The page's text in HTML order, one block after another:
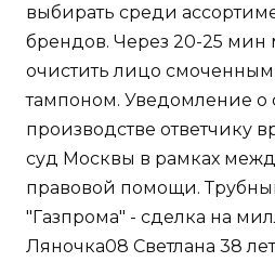
выбирать среди
брендов. Через 20-25 мин
очистить лицо
тампоном. Уведомление о
производстве ответчику
суд Москвы в рамках
правовой помощи.
"Газпрома" - сделка на
Ляночка08 Светлана 38